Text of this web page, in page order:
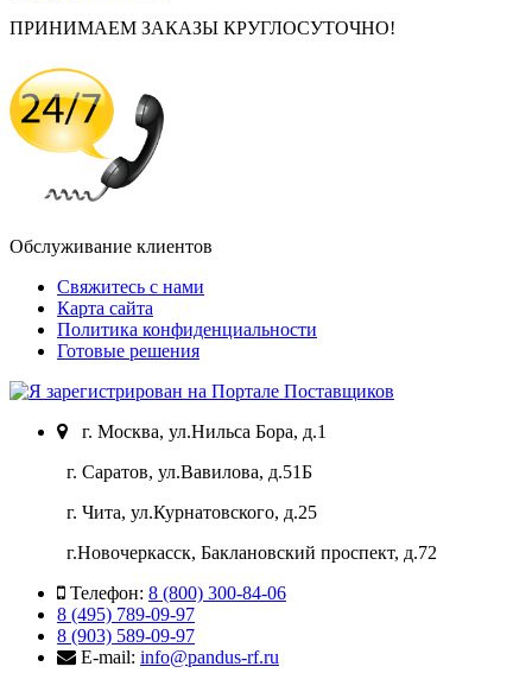
ПРИНИМАЕМ ЗАКАЗЫ КРУГЛОСУТОЧНО!
Обслуживание клиентов
Свяжитесь с нами
Карта сайта
Политика конфиденциальности
Готовые решения
г. Москва, ул.Нильса Бора, д.1
г. Саратов, ул.Вавилова, д.51Б
г. Чита, ул.Курнатовского, д.25
г.Новочеркасск, Баклановский проспект, д.72
Телефон: 8 (800) 300-84-06
8 (495) 789-09-97
8 (903) 589-09-97
E-mail: info@pandus-rf.ru